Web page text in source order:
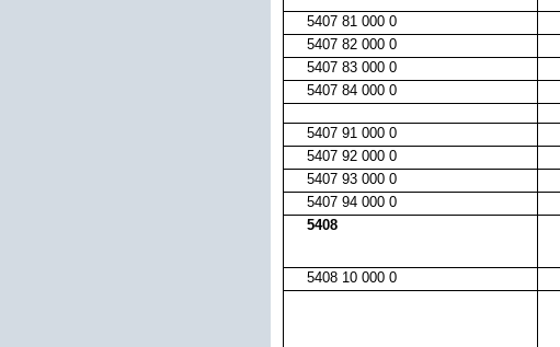
5407 81 000 0
5407 82 000 0
5407 83 000 0
5407 84 000 0
5407 91 000 0
5407 92 000 0
5407 93 000 0
5407 94 000 0
5408
5408 10 000 0